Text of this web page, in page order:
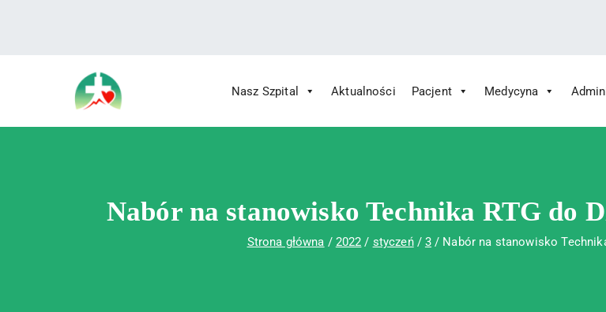
Wojewódzki Szpital Specjalistyczny im. Św. Rafała w Czerwonej Górze
Wojewódzki Szpital Specjalistyczny im. Św. Rafała w Czerwonej Górze
Nasz Szpital Aktualności Pacjent Medycyna
Nabór na stanowisko Technika RTG do
Strona główna 2022 styczeń 3 Nabór na stanowisko